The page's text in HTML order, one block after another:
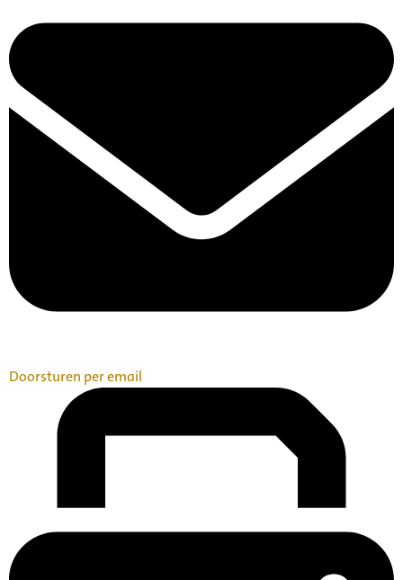
Doorsturen per email